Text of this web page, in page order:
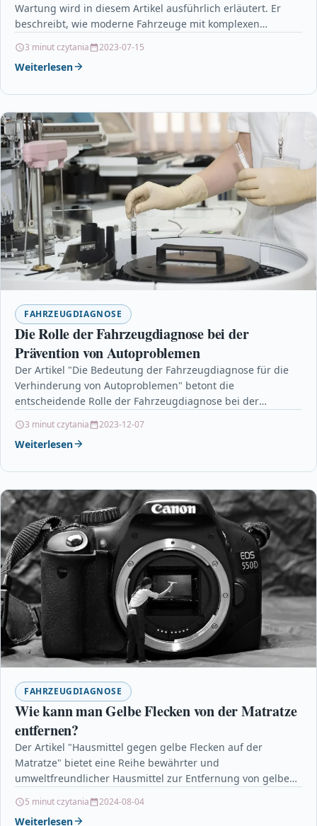
Wartung wird in diesem Artikel ausführlich erläutert. Er
beschreibt, wie moderne Fahrzeuge mit komplexen
3 minut czytania 2023-07-15
Weiterlesen
FAHRZEUGDIAGNOSE
Die Rolle der Fahrzeugdiagnose bei der
Prävention von Autoproblemen
Der Artikel "Die Bedeutung der Fahrzeugdiagnose für die
Verhinderung von Autoproblemen" betont die
entscheidende Rolle der Fahrzeugdiagnose bei der
3 minut czytania 2023-12-07
Weiterlesen
FAHRZEUGDIAGNOSE
Wie kann man Gelbe Flecken von der Matratze
entfernen?
Der Artikel "Hausmittel gegen gelbe Flecken auf der
Matratze" bietet eine Reihe bewährter und
umweltfreundlicher Hausmittel zur Entfernung von gelben
5 minut czytania 2024-08-04
Weiterlesen